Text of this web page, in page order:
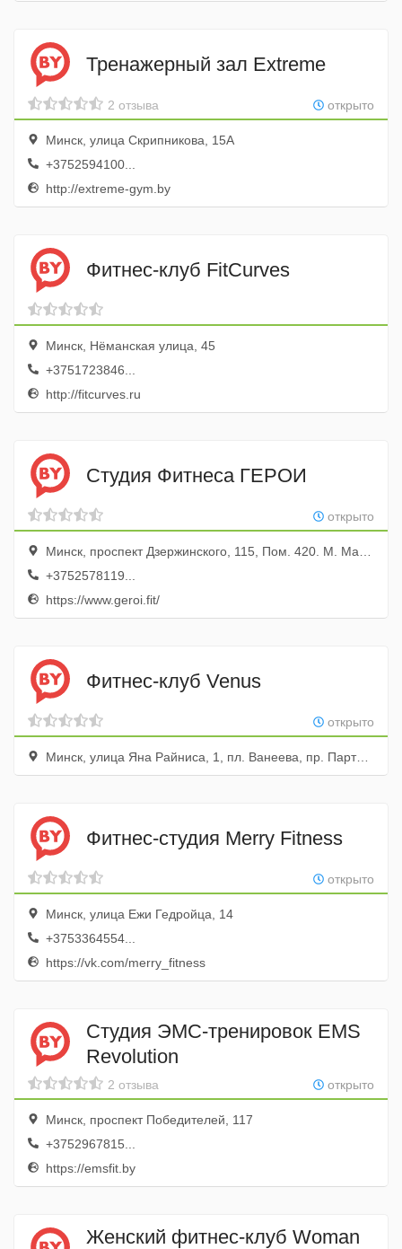
Тренажерный зал Extreme
открыто
2 отзыва
Минск, улица Скрипникова, 15А
+3752594100...
http://extreme-gym.by
Фитнес-клуб FitCurves
Минск, Нёманская улица, 45
+3751723846...
http://fitcurves.ru
Студия Фитнеса ГЕРОИ
открыто
Минск, проспект Дзержинского, 115, Пом. 420. М. Малиновка (м-рн “дружба”, ЖК «Дюна». Вход С Проспекта, Нижний Ярус, 1-е Пом. В Правом Крыле)
+3752578119...
https://www.geroi.fit/
Фитнес-клуб Venus
открыто
Минск, улица Яна Райниса, 1, пл. Ванеева, пр. Партизанский, СШ № 98
Фитнес-студия Merry Fitness
открыто
Минск, улица Ежи Гедройца, 14
+3753364554...
https://vk.com/merry_fitness
Студия ЭМС-тренировок EMS
Revolution
открыто
2 отзыва
Минск, проспект Победителей, 117
+3752967815...
https://emsfit.by
Женский фитнес-клуб Woman